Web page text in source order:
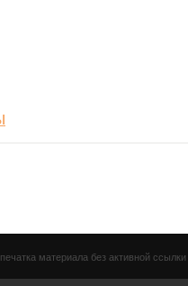
материала без активной